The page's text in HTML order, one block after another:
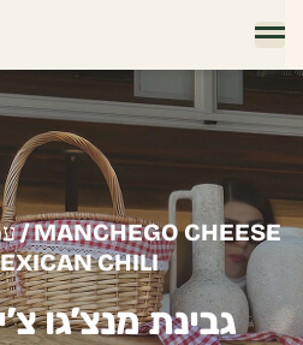
/ MANCHEGO CHEESE
CHILI
גבינת מנצ’גו